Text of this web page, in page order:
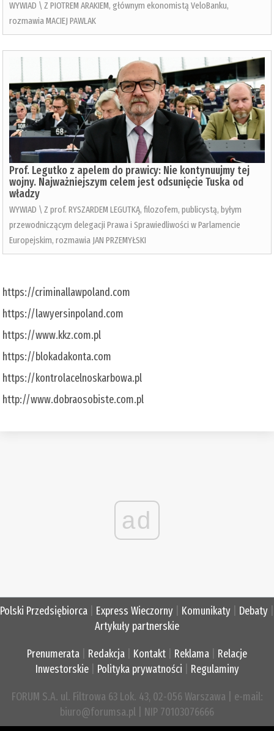
WYWIAD \ Z PIOTREM ARAKIEM, głównym ekonomistą VeloBanku,
rozmawia MACIEJ PAWLAK
Prof. Legutko z apelem do prawicy: Nie kontynuujmy tej
wojny. Najważniejszym celem jest odsunięcie Tuska od
władzy
WYWIAD \ Z prof. RYSZARDEM LEGUTKĄ, filozofem, publicystą, byłym
przewodniczącym delegacji Prawa i Sprawiedliwości w Parlamencie
Europejskim, rozmawia JAN PRZEMYŁSKI
https://criminallawpoland.com
https://lawyersinpoland.com
https://www.kkz.com.pl
https://blokadakonta.com
https://kontrolacelnoskarbowa.pl
http://www.dobraosobiste.com.pl
ad
Polski Przedsiębiorca Express Wieczorny Komunikaty Debaty
Artykuły partnerskie
Prenumerata Redakcja Kontakt Reklama
Relacje
Inwestorskie| Polityka prywatności Regulaminy
FORUM S.A. ul. Filtrowa 63 Lok. 43, 02-056 Warszawa | e-mail:
biuro@forumsa.pl | NIP 70103076666